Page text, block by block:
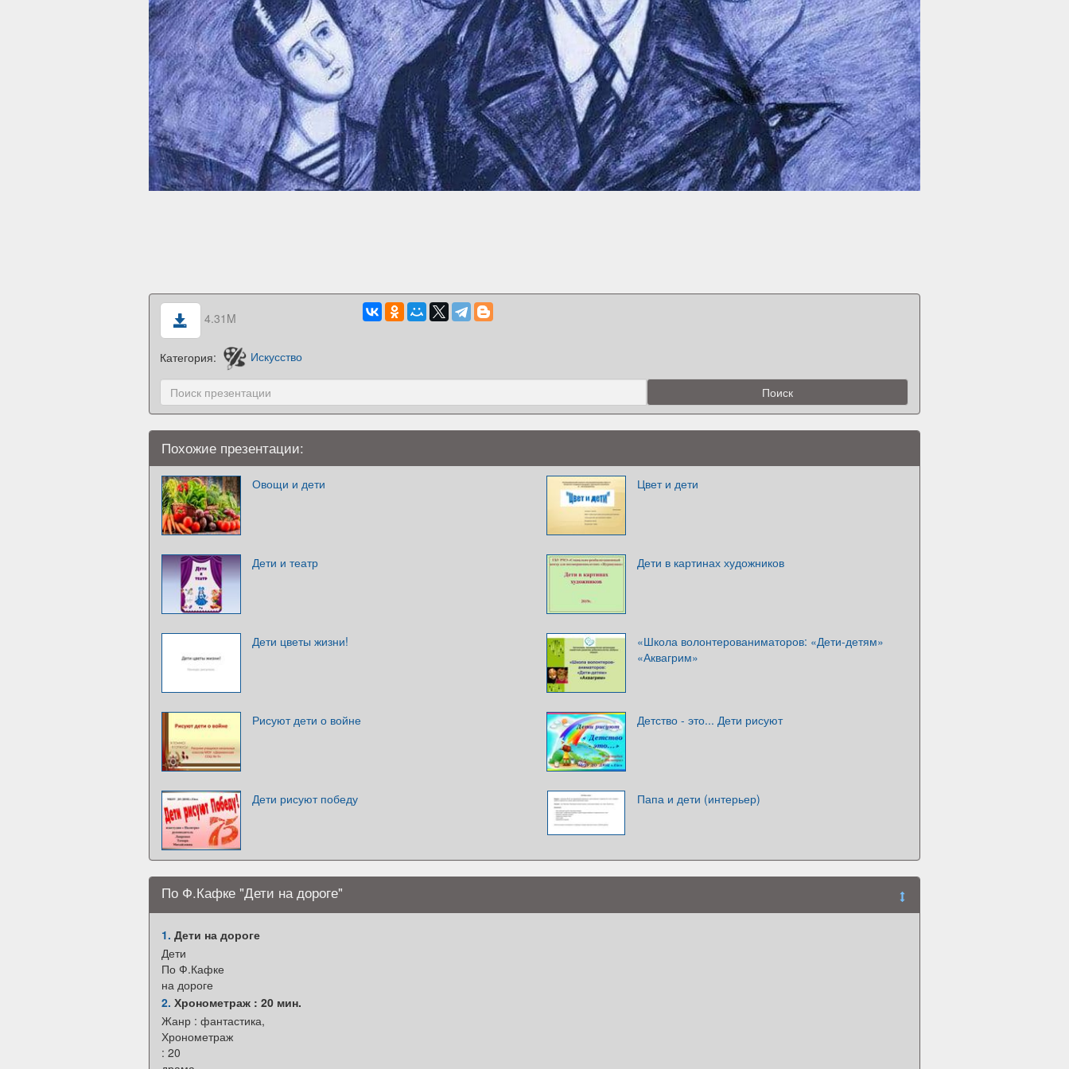
4.31M
Категория: Искусство
Похожие презентации:
Овощи и дети Цвет и дети
Дети и театр Дети в картинах художников
Дети цветы жизни!
«Школа волонтерованиматоров: «Дети-детям»
«Аквагрим»
Рисуют дети о войне Детство - это... Дети рисуют
Дети рисуют победу Папа и дети (интерьер)
По Ф.Кафке "Дети на дороге"
1. Дети на дороге
Дети
По Ф.Кафке
на дороге
2. Хронометраж : 20 мин.
Жанр : фантастика,
Хронометраж
: 20